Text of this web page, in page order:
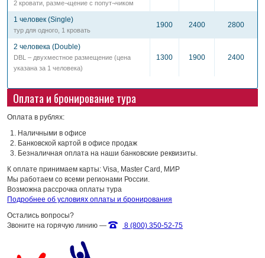
2 кровати, разме¬щение с попут¬чиком
1 человек (Single)
тур для одного, 1 кровать
1900 2400 2800
2 человека (Double)
DBL – двухместное размещение (цена
указана за 1 человека)
1300 1900 2400
Оплата и бронирование тура
Оплата в рублях:
Наличными в офисе
Банковской картой в офисе продаж
Безналичная оплата на наши банковские реквизиты.
К оплате принимаем карты: Visa, Master Card, МИР
Мы работаем со всеми регионами России.
Возможна рассрочка оплаты тура
Подробнее об условиях оплаты и бронирования
Остались вопросы?
Звоните на горячую линию —
8 (800) 350-52-75